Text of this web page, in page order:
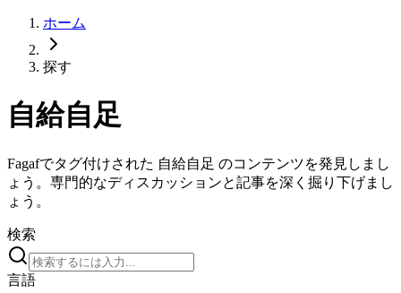
ホーム
探す
自給自足
Fagafでタグ付けされた 自給自足 のコンテンツを発見しまし
ょう。専門的なディスカッションと記事を深く掘り下げまし
ょう。
検索
言語